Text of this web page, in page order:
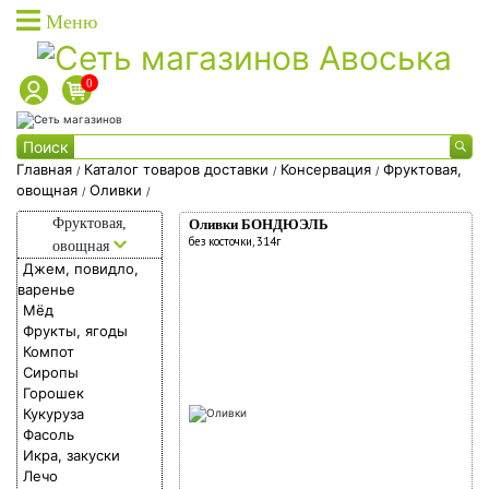
Меню
0
Каталог товаров
Каталог товаров доставки
Каталог акционных товаров
Собственная торговая марка
Собственное производство
Акции
Фишки на скидки
Социальные карты
О доставке
Дисконтные карты
Вход в личный кабинет
Поиск
Главная / Каталог товаров доставки / Консервация / Фруктовая,
овощная / Оливки /
Фруктовая,
овощная
Джем, повидло,
варенье
Мёд
Фрукты, ягоды
Компот
Сиропы
Горошек
Кукуруза
Фасоль
Икра, закуски
Лечо
Каталог
товаров
доставки
Оливки БОНДЮЭЛЬ
без косточки, 314г